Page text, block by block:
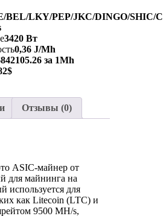
BEL/LKY/PEP/JKC/DINGO/SHIC/
3420 Вт
0,36 J/Mh
за 1Mh
Отзывы (0)
ASIC-майнер от
для майнинга на
используется для
как Litecoin (LTC) и
9500 MH/s,